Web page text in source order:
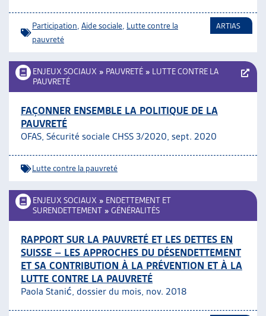
Participation Aide sociale Lutte contre la
pauvreté
ARTIAS
ENJEUX SOCIAUX » PAUVRETÉ » LUTTE CONTRE LA
PAUVRETÉ
FAÇONNER ENSEMBLE LA POLITIQUE DE LA
PAUVRETÉ
OFAS, Sécurité sociale CHSS 3/2020, sept. 2020
Lutte contre la pauvreté
ENJEUX SOCIAUX » ENDETTEMENT ET
SURENDETTEMENT » GÉNÉRALITÉS
RAPPORT SUR LA PAUVRETÉ ET LES DETTES EN
SUISSE – LES APPROCHES DU DÉSENDETTEMENT
ET SA CONTRIBUTION À LA PRÉVENTION ET À LA
LUTTE CONTRE LA PAUVRETÉ
Paola Stanić, dossier du mois, nov. 2018